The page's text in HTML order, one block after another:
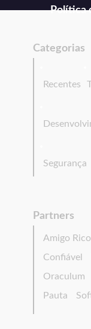
Política
Categorias
Recentes
Segurança
Partners
Amigo Rico
Confiável
Oraculum
Pauta